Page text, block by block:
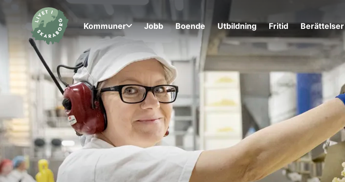
Kommuner Jobb Boende Utbildning Fritid Berättelser